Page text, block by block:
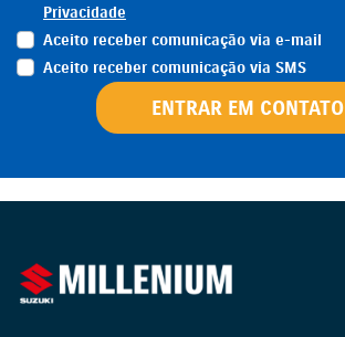
Privacidade
Aceito receber comunicação via e-mail
Aceito receber comunicação via SMS
ENTRAR EM CONTATO